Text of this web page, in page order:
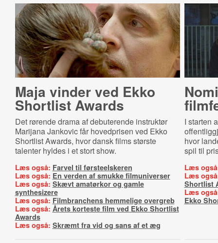
Maja vinder ved Ekko
Shortlist Awards
Det rørende drama af debuterende instruktør
Marijana Jankovic får hovedprisen ved Ekko
Shortlist Awards, hvor dansk films største
talenter hyldes i et stort show.
Læs også: Farvel til førsteelskeren
Læs også: En verden af smukke filmuniverser
Læs også: Skævt amatørkor og gamle
synthesizere
Læs også: Filmbranchens hemmelige overgreb
Læs også: Årets korteste film ved Ekko Shortlist
Awards
Læs også: Skræmt fra vid og sans af et æg
I starten
hvor
spil til
Læs
Læs
Shortlist
Læs
Ekko